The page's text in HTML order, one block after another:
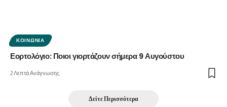
ΚΟΙΝΩΝΊΑ
Εορτολόγιο: Ποιοι γιορτάζουν σήμερα 9 Αυγούστου
2 Λεπτά Ανάγνωσης
Δείτε Περισσότερα